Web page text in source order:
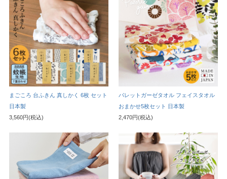
まごころ 台ふきん 真しかく 6枚 セット
日本製
3,560円(税込)
パレットガーゼタオル フェイスタオル
おまかせ5枚セット 日本製
2,470円(税込)